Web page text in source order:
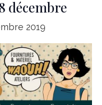
décembre
2019